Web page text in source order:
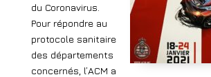
du Coronavirus.
Pour répondre au
protocole sanitaire
des départements
concernés, l’ACM a